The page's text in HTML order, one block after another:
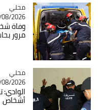
Catégorie
محلي
08/2026 - 10:15
مرور
Catégorie
محلي
08/2026 - 19:21
أشخاص